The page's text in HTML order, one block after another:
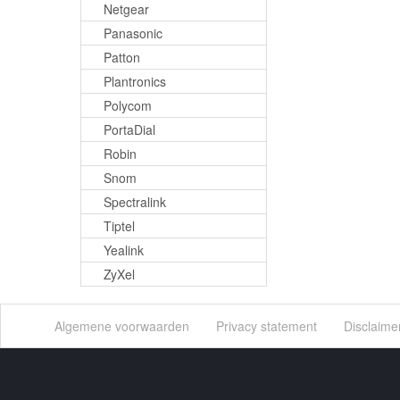
Netgear
Panasonic
Patton
Plantronics
Polycom
PortaDial
Robin
Snom
Spectralink
Tiptel
Yealink
ZyXel
Algemene voorwaarden Privacy statement